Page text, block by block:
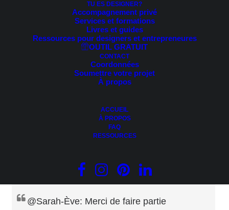
TU ES DESIGNER?
Accompagnement privé
Services et formations
Livres et guides
Ressources pour designers et entrepreneures
OUTIL GRATUIT
CONTACT
Coordonnées
Soumettre votre projet
À propos
ACCUEIL
À PROPOS
FAQ
RESSOURCES
Ça va êtretout un changement
Un gros Merci.
Comment leservice
Aucune amélioration tout est parfait
D'autres témoignages de
@Sarah-Ève: Merci de faire partie